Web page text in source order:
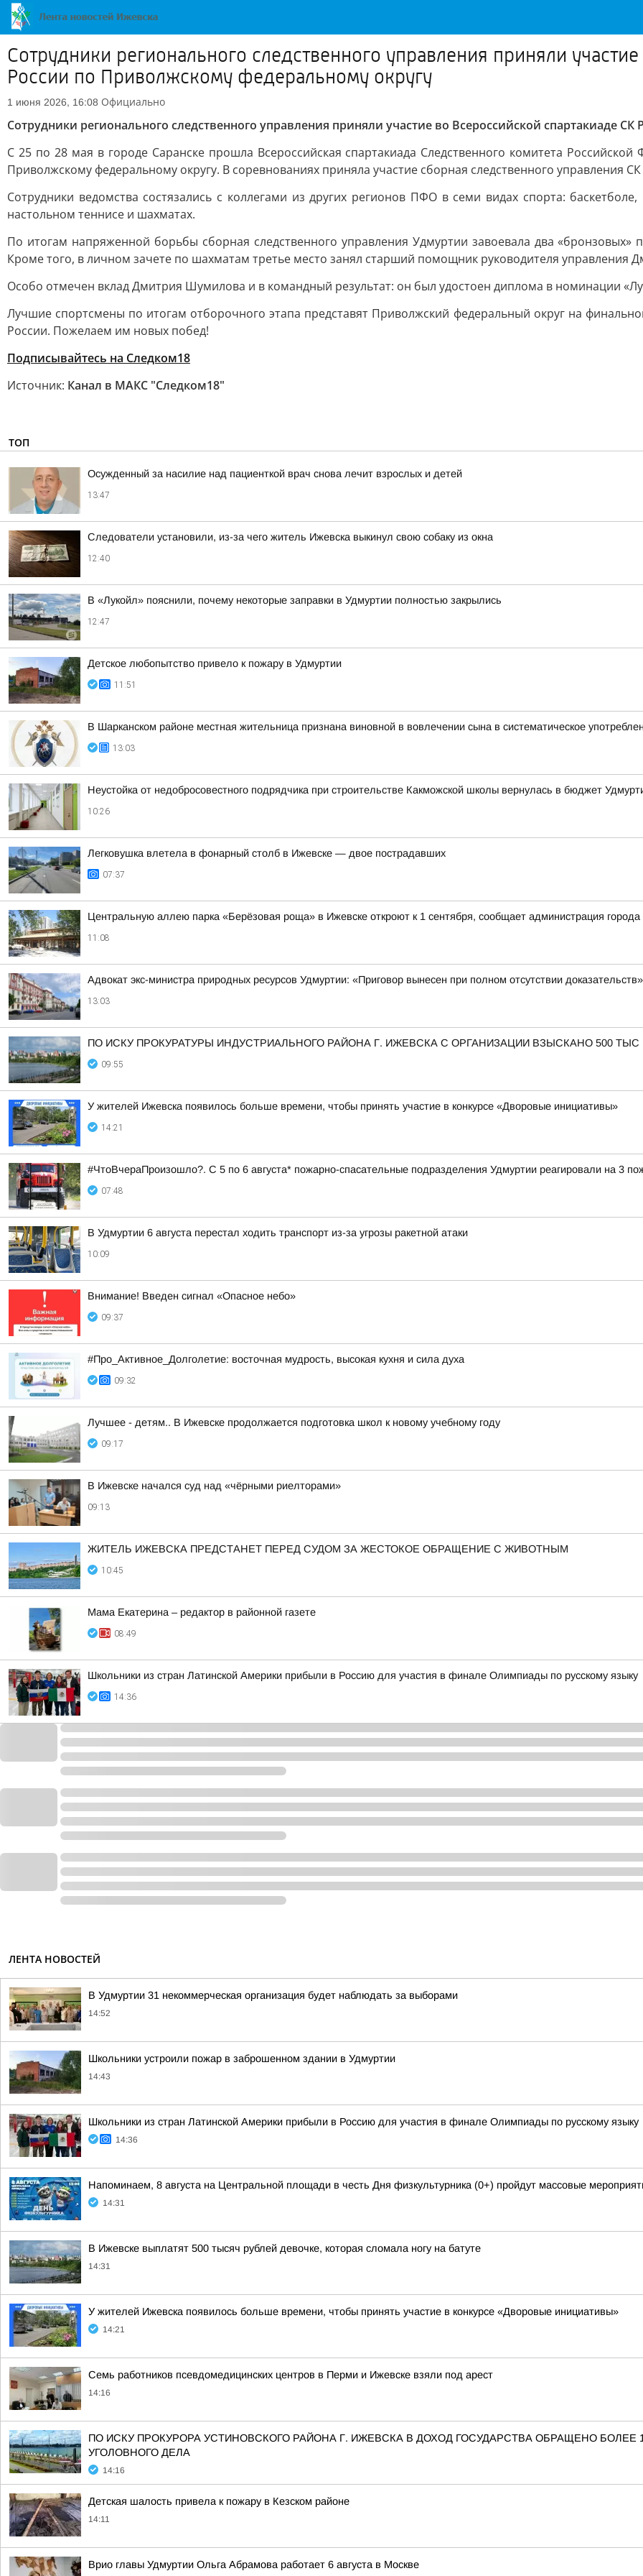
Сотрудники регионального следственного управления приняли
России по Приволжскому федеральному округу
1 июня 2026, 16:08 Официально
Сотрудники регионального следственного управления приняли участие во Всероссийской спартакиаде
С 25 по 28 мая в городе Саранске прошла Всероссийская спартакиада Следственного комитета
Приволжскому федеральному округу. В соревнованиях приняла участие сборная следственного управления
Сотрудники ведомства состязались с коллегами из других регионов ПФО в семи видах спорта:
настольном теннисе и шахматах.
По итогам напряженной борьбы сборная следственного управления Удмуртии завоевала два
Кроме того, в личном зачете по шахматам третье место занял старший помощник руководителя управления
Особо отмечен вклад Дмитрия Шумилова и в командный результат: он был удостоен диплома в номинации
Лучшие спортсмены по итогам отборочного этапа представят Приволжский федеральный округ на
России. Пожелаем им новых побед!
Подписывайтесь на Следком18
Источник: Канал в МАКС "Следком18"
ТОП
Осужденный за насилие над пациенткой врач снова лечит взрослых и детей
13:47
Следователи установили, из-за чего житель Ижевска выкинул свою собаку из окна
12:40
В «Лукойл» пояснили, почему некоторые заправки в Удмуртии полностью закрылись
12:47
Детское любопытство привело к пожару в Удмуртии
11:51
В Шарканском районе местная жительница признана виновной в вовлечении сына в систематическое
13:03
Неустойка от недобросовестного подрядчика при строительстве Какможской школы вернулась в бюджет
10:26
Легковушка влетела в фонарный столб в Ижевске — двое пострадавших
07:37
Центральную аллею парка «Берёзовая роща» в Ижевске откроют к 1 сентября, сообщает администрация города
11:08
Адвокат экс-министра природных ресурсов Удмуртии: «Приговор вынесен при полном отсутствии доказательств»
13:03
ПО ИСКУ ПРОКУРАТУРЫ ИНДУСТРИАЛЬНОГО РАЙОНА Г. ИЖЕВСКА С ОРГАНИЗАЦИИ ВЗЫСКАНО 500 ТЫС
09:55
У жителей Ижевска появилось больше времени, чтобы принять участие в конкурсе «Дворовые инициативы»
14:21
#ЧтоВчераПроизошло?. С 5 по 6 августа* пожарно-спасательные подразделения Удмуртии реагировали на 3
07:48
В Удмуртии 6 августа перестал ходить транспорт из-за угрозы ракетной атаки
10:09
Внимание! Введен сигнал «Опасное небо»
09:37
#Про_Активное_Долголетие: восточная мудрость, высокая кухня и сила духа
09:32
Лучшее - детям.. В Ижевске продолжается подготовка школ к новому учебному году
09:17
В Ижевске начался суд над «чёрными риелторами»
09:13
ЖИТЕЛЬ ИЖЕВСКА ПРЕДСТАНЕТ ПЕРЕД СУДОМ ЗА ЖЕСТОКОЕ ОБРАЩЕНИЕ С ЖИВОТНЫМ
10:45
Мама Екатерина – редактор в районной газете
08:49
Школьники из стран Латинской Америки прибыли в Россию для участия в финале Олимпиады по русскому языку
14:36
ЛЕНТА НОВОСТЕЙ
В Удмуртии 31 некоммерческая организация будет наблюдать за выборами
14:52
Школьники устроили пожар в заброшенном здании в Удмуртии
14:43
Школьники из стран Латинской Америки прибыли в Россию для участия в финале Олимпиады по русскому языку
14:36
Напоминаем, 8 августа на Центральной площади в честь Дня физкультурника (0+) пройдут массовые
14:31
В Ижевске выплатят 500 тысяч рублей девочке, которая сломала ногу на батуте
14:31
У жителей Ижевска появилось больше времени, чтобы принять участие в конкурсе «Дворовые инициативы»
14:21
Семь работников псевдомедицинских центров в Перми и Ижевске взяли под арест
14:16
ПО ИСКУ ПРОКУРОРА УСТИНОВСКОГО РАЙОНА Г. ИЖЕВСКА В ДОХОД ГОСУДАРСТВА ОБРАЩЕНО
УГОЛОВНОГО ДЕЛА
14:16
Детская шалость привела к пожару в Кезском районе
14:11
Врио главы Удмуртии Ольга Абрамова работает 6 августа в Москве